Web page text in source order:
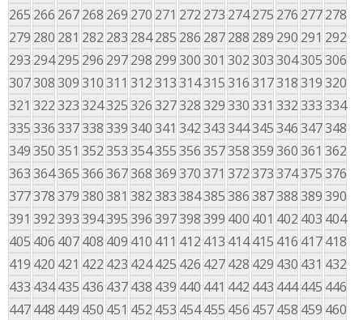
265 266 267268 269 270 271 272 273 274275 276 277278
279 280 281 282 283 284285 286 287288 289 290 291 292
293 294295 296 297298 299300301 302303304305306
307308309310311 312313314315316317318319320
321 322323324325326327328329330331 332333334
335336337338339340341 342343344345346347348
349350351 352353354355356357358359360361 362
363364365366367368369370371 372373374375376
377378379380381 382383384385386387388389390
391 392393394395396397398399 400 401 402 403 404
405 406 407408 409 410 411 412 413 414415 416 417418
419 420 421 422 423 424425 426 427428 429 430 431 432
433 434435 436 437438 439 440 441 442 443 444445 446
447448 449 450 451 452 453 454455 456 457458 459 460